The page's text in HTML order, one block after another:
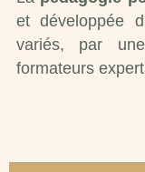
et développée
variés, par
formateurs